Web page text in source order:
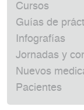
Cursos
Guías de
Infografías
Jornadas y
Nuevos
Pacientes